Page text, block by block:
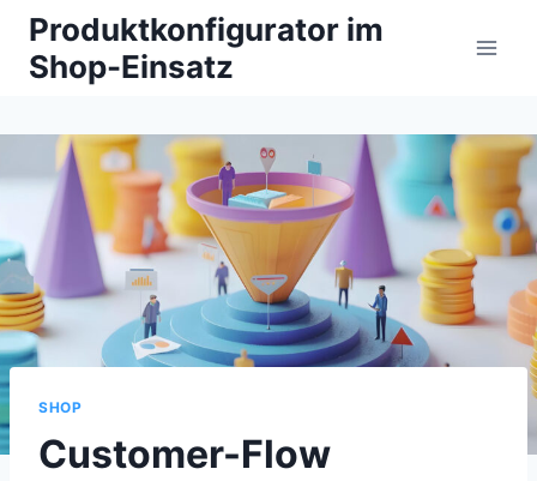
Zum
Inhalt
springen
Produktkonfigurator im
Shop-Einsatz
SHOP
Customer-Flow